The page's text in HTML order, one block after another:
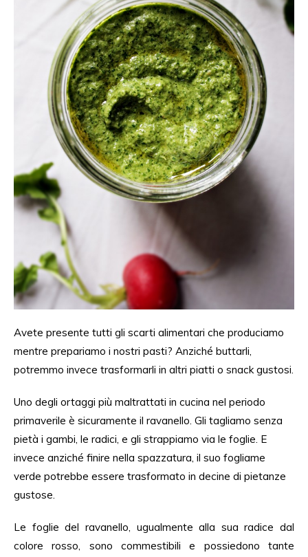
Avete presente tutti gli scarti alimentari che produciamo
mentre prepariamo i nostri pasti? Anziché buttarli,
potremmo invece trasformarli in altri piatti o snack gustosi.
Uno degli ortaggi più maltrattati in cucina nel periodo
primaverile è sicuramente il ravanello. Gli tagliamo senza
pietà i gambi, le radici, e gli strappiamo via le foglie. E
invece anziché finire nella spazzatura, il suo fogliame
verde potrebbe essere trasformato in decine di pietanze
gustose.
Le foglie del ravanello, ugualmente alla sua radice dal
colore rosso, sono commestibili e possiedono tante